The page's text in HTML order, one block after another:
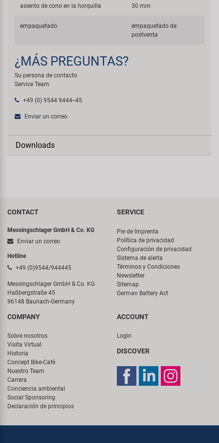
asiento de cono en la horquilla 30 mm
empaquetado
empaquetado de
postventa
¿MÁS PREGUNTAS?
Su persona de contacto
Service Team
+49 (0) 9544 9444--45
Enviar un correo
Downloads
CONTACT
Messingschlager GmbH & Co. KG
Enviar un correo
Hotline
+49 (0)9544/944445
Messingschlager GmbH & Co. KG
Haßbergstraße 45
96148 Baunach-Germany
SERVICE
Pie de Imprenta
Política de privacidad
Configuración de privacidad
Sistema de alerta
Términos y Condiciones
Newsletter
Sitemap
German Battery Act
COMPANY
Sobre nosotros
Visita Virtual
Historia
Concept Bike-Café
Nuestro Team
Carrera
Conciencia ambiental
Social Sponsoring
Declaración de principios
ACCOUNT
Login
DISCOVER